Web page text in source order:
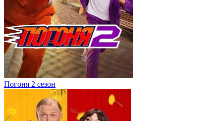
Погоня 2 сезон